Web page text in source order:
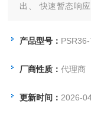
出、 快速暂态响
产品型号： PSR36-
厂商性质：代理商
更新时间： 2026-